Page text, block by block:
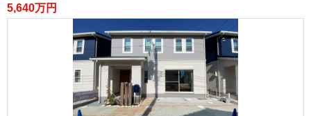
5,640万円